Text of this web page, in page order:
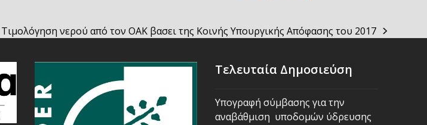
next
Τιμολόγηση νερού από τον ΟΑΚ βασει της Κοινής Υπουργικής Απόφασης του 2017
Τελευταία Δημοσιεύση
Υπογραφή σύμβασης για την
αναβάθμιση υποδομών ύδρευσης